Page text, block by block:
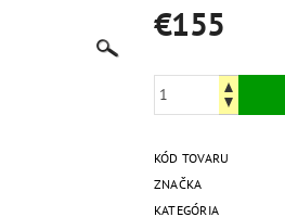
€155
KÓD TOVARU
ZNAČKA
KATEGÓRIA